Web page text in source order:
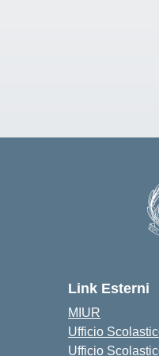
Link Esterni
MIUR
Ufficio
Ufficio